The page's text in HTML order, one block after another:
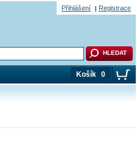
Košík 0
Přihlášení Registrace